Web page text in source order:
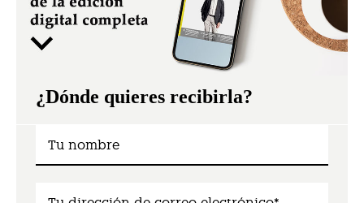
¿Dónde quieres recibirla?